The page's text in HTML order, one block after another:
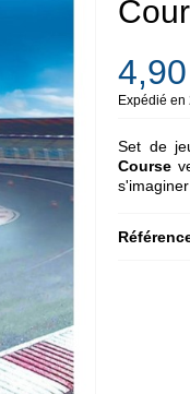
Expédié en
Set de
Course